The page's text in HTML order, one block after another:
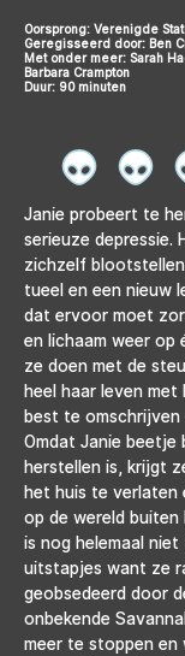
Oorsprong: Verenigde
Geregisseerd door: Ben
Met onder meer: Sarah
Barbara Crampton
Duur: 90 minuten
Janie probeert te
serieuze depressie.
zichzelf
tueel en een nieuw
dat ervoor moet
en lichaam weer op
ze doen met de
heel haar leven
best te omschrijven
Omdat Janie beetje
herstellen is, krijgt
het huis te verlaten
op de wereld buiten
is nog helemaal
uitstapjes want ze
geobsedeerd door
onbekende
meer te stoppen en